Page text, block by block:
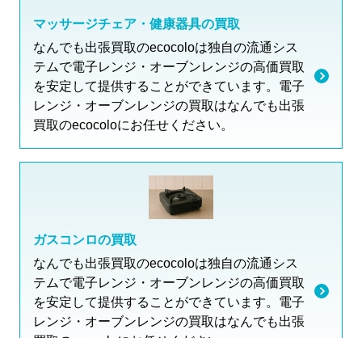
マッサージチェア・健康器具の買取
なんでも出張買取のecocoloは独自の流通シス
テムで電子レンジ・オーブンレンジの高価買取
を安定して提供することができています。電子
レンジ・オーブンレンジの買取はなんでも出張
買取のecocoloにお任せください。
ガスコンロの買取
なんでも出張買取のecocoloは独自の流通シス
テムで電子レンジ・オーブンレンジの高価買取
を安定して提供することができています。電子
レンジ・オーブンレンジの買取はなんでも出張